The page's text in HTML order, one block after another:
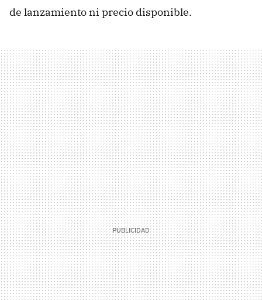
de lanzamiento ni precio disponible.